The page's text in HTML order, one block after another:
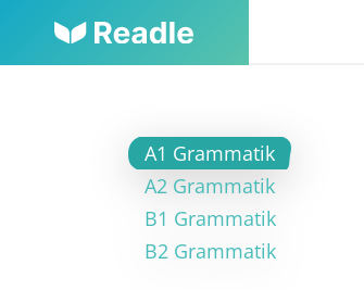
A1 Grammatik
A2 Grammatik
B1 Grammatik
B2 Grammatik